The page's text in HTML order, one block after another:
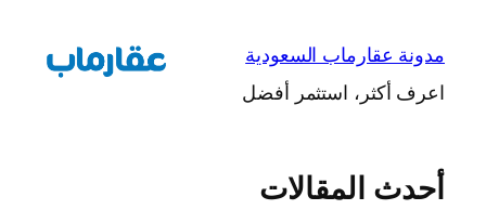
مدونة عقارماب السعودية
اعرف أكثر، استثمر أفضل
أحدث المقالات